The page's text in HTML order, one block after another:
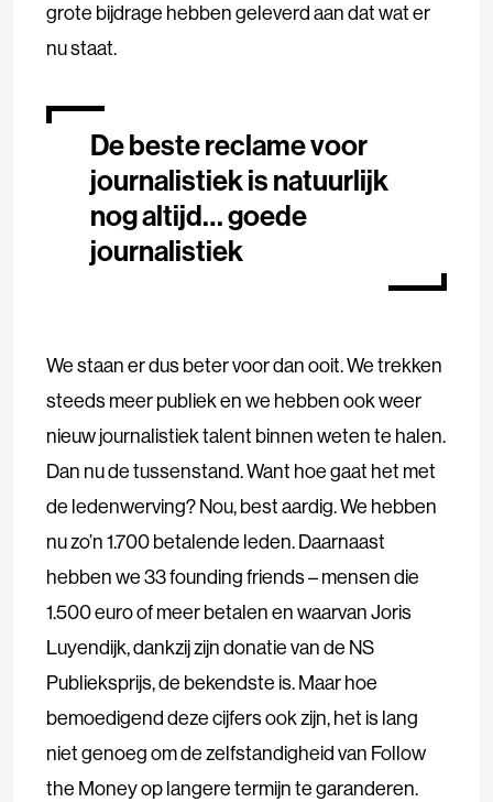
grote bijdrage hebben geleverd aan dat wat er
nu staat.
De beste reclame voor
journalistiek is natuurlijk
nog altijd… goede
journalistiek
We staan er dus beter voor dan ooit. We trekken
steeds meer publiek en we hebben ook weer
nieuw journalistiek talent binnen weten te halen.
Dan nu de tussenstand. Want hoe gaat het met
de ledenwerving? Nou, best aardig. We hebben
nu zo’n 1.700 betalende leden. Daarnaast
hebben we 33 founding friends – mensen die
1.500 euro of meer betalen en waarvan Joris
Luyendijk, dankzij zijn donatie van de NS
Publieksprijs, de bekendste is. Maar hoe
bemoedigend deze cijfers ook zijn, het is lang
niet genoeg om de zelfstandigheid van Follow
the Money op langere termijn te garanderen.